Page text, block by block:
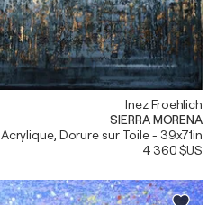
Inez Froehlich
SIERRA MORENA
Acrylique, Dorure sur Toile - 39x71in
4 360 $US